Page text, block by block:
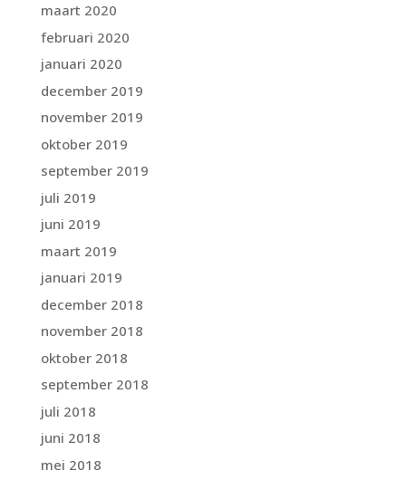
maart 2020
februari 2020
januari 2020
december 2019
november 2019
oktober 2019
september 2019
juli 2019
juni 2019
maart 2019
januari 2019
december 2018
november 2018
oktober 2018
september 2018
juli 2018
juni 2018
mei 2018